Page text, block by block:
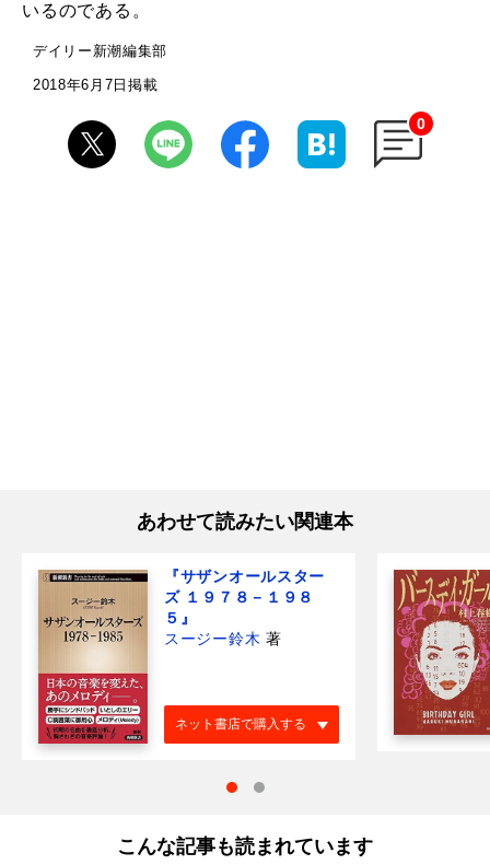
いるのである。
デイリー新潮編集部
2018年6月7日掲載
0
あわせて読みたい関連本
『サザンオールスター
ズ １９７８－１９８
５』
スージー鈴木 著
ネット書店で購入する
こんな記事も読まれています